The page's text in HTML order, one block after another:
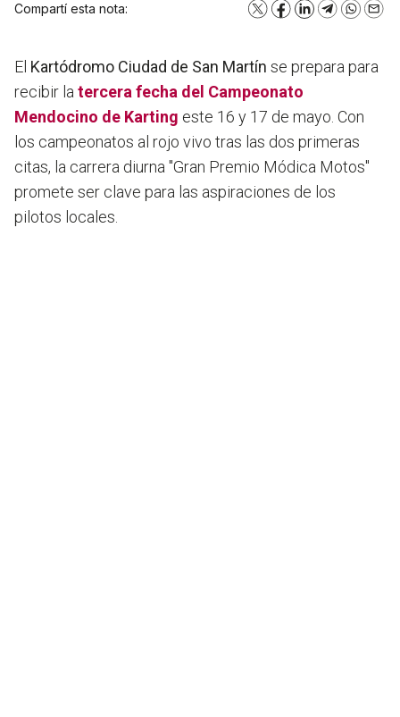
Compartí esta nota: X Facebook
LinkedInTelegram
El Kartódromo Ciudad de San Martín se prepara para
recibir la tercera fecha del Campeonato
Mendocino de Karting este 16 y 17 de mayo. Con
los campeonatos al rojo vivo tras las dos primeras
citas, la carrera diurna "Gran Premio Módica Motos"
promete ser clave para las aspiraciones de los
pilotos locales.